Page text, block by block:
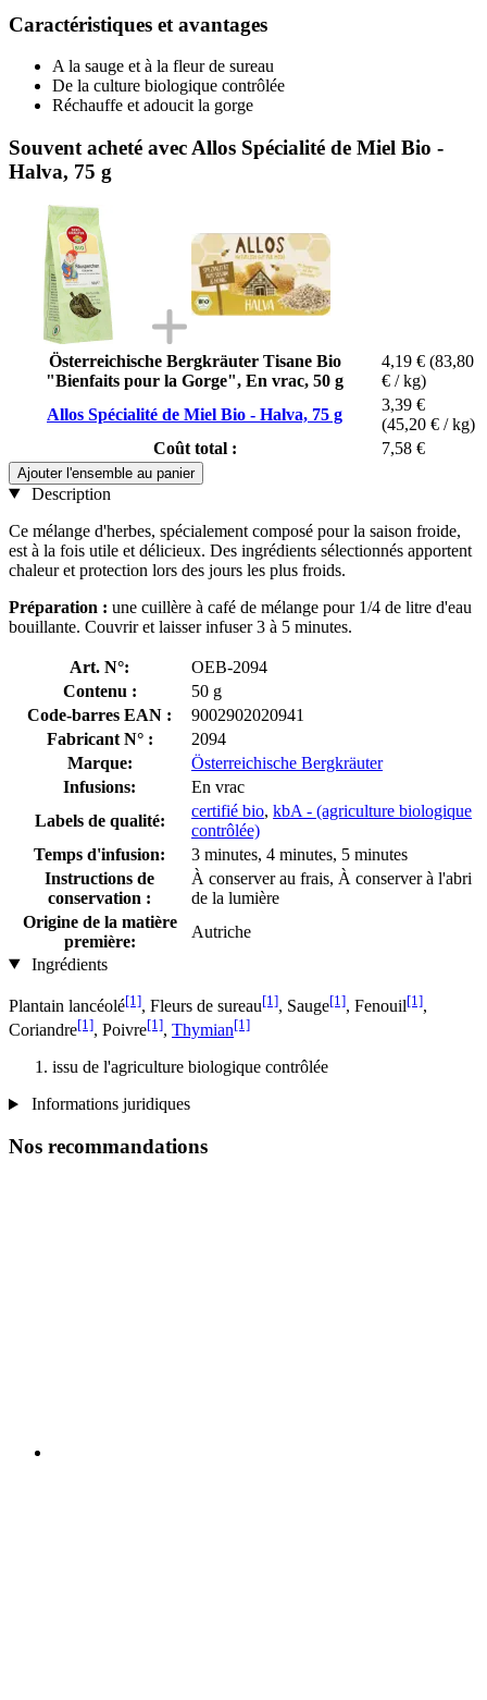
Caractéristiques et avantages
A la sauge et à la fleur de sureau
De la culture biologique contrôlée
Réchauffe et adoucit la gorge
Souvent acheté avec Allos Spécialité de Miel Bio -
Halva, 75 g
Österreichische Bergkräuter Tisane Bio
"Bienfaits pour la Gorge", En vrac, 50 g
4,19 € (83,80
€ / kg)
Allos Spécialité de Miel Bio - Halva, 75 g
3,39 €
(45,20 € / kg)
Coût total :
7,58 €
Ajouter l'ensemble au panier
Description
Ce mélange d'herbes, spécialement composé pour la saison froide,
est à la fois utile et délicieux. Des ingrédients sélectionnés apportent
chaleur et protection lors des jours les plus froids.
Préparation : une cuillère à café de mélange pour 1/4 de litre d'eau
bouillante. Couvrir et laisser infuser 3 à 5 minutes.
Art. N°:
OEB-2094
Contenu :
50 g
Code-barres EAN :
9002902020941
Fabricant N° :
2094
Marque:
Österreichische Bergkräuter
Infusions:
En vrac
Labels de qualité:
certifié bio, kbA - (agriculture biologique
contrôlée)
Temps d'infusion:
3 minutes, 4 minutes, 5 minutes
Instructions de
conservation :
À conserver au frais, À conserver à l'abri
de la lumière
Origine de la matière
première:
Autriche
Ingrédients
Plantain lancéolé[1], Fleurs de sureau[1], Sauge[1], Fenouil[1],
Coriandre[1], Poivre[1], Thymian[1]
issu de l'agriculture biologique contrôlée
Informations juridiques
Nos recommandations